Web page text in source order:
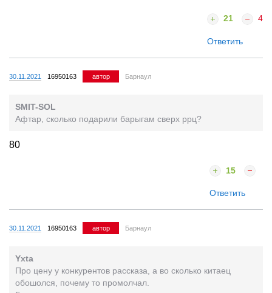
21 4
Ответить
30.11.2021 16950163 автор Барнаул
SMIT-SOL
Афтар, сколько подарили барыгам сверх ррц?
80
15
Ответить
30.11.2021 16950163 автор Барнаул
Yxta
Про цену у конкурентов рассказа, а во сколько китаец
обошолся, почему то промолчал.